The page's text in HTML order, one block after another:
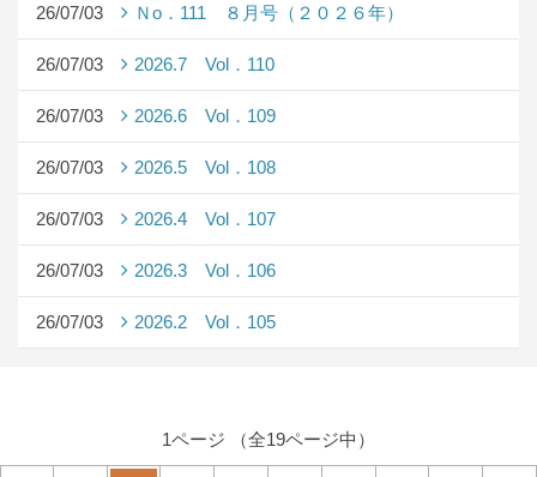
26/07/03 Ｎo．111 ８月号（２０２６年）
26/07/03 2026.7 Vol．110
26/07/03 2026.6 Vol．109
26/07/03 2026.5 Vol．108
26/07/03 2026.4 Vol．107
26/07/03 2026.3 Vol．106
26/07/03 2026.2 Vol．105
1ページ （全19ページ中）